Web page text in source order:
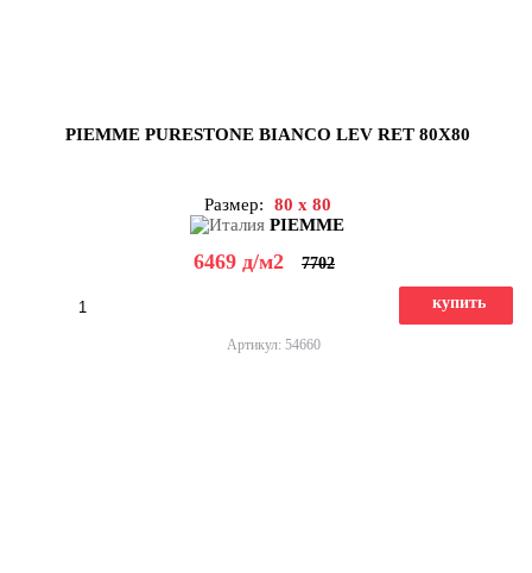
PIEMME PURESTONE BIANCO LEV RET 80X80
Размер:
80 x 80
PIEMME
6469 д/м2 7702
купить
Артикул: 54660